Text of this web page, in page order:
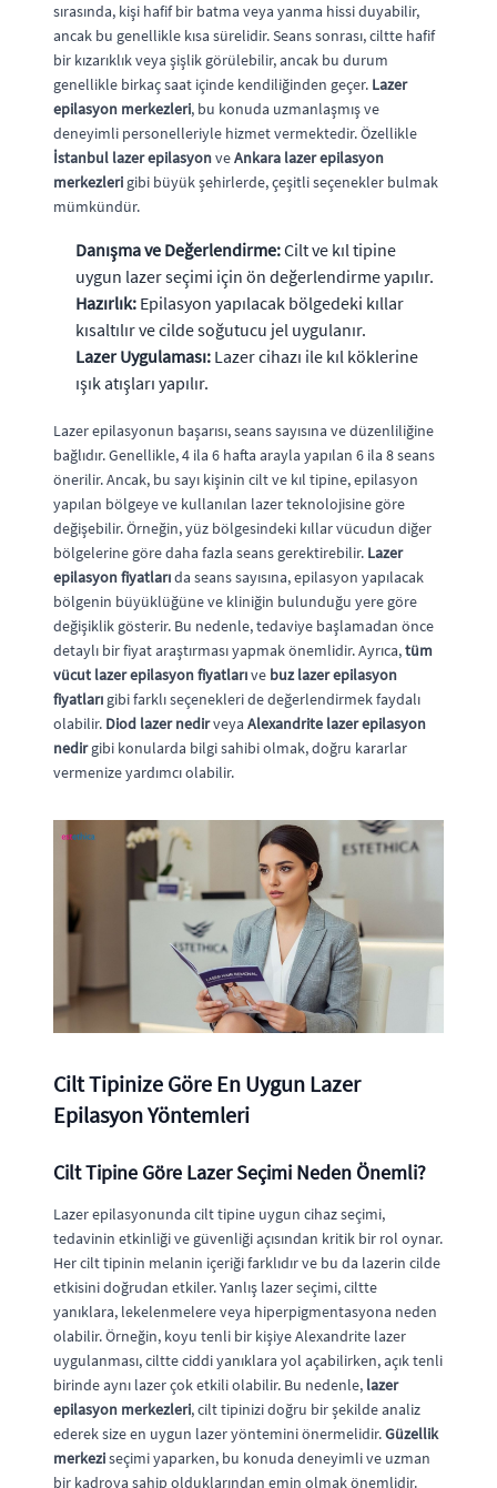
sırasında, kişi hafif bir batma veya yanma hissi duyabilir,
ancak bu genellikle kısa sürelidir. Seans sonrası, ciltte hafif
bir kızarıklık veya şişlik görülebilir, ancak bu durum
genellikle birkaç saat içinde kendiliğinden geçer. Lazer
epilasyon merkezleri, bu konuda uzmanlaşmış ve
deneyimli personelleriyle hizmet vermektedir. Özellikle
İstanbul lazer epilasyonveAnkara lazer epilasyon
merkezleri gibi büyük şehirlerde, çeşitli seçenekler bulmak
mümkündür.
Danışma ve Değerlendirme:Cilt ve kıl tipine
uygun lazer seçimi için ön değerlendirme yapılır.
Hazırlık: Epilasyon yapılacak bölgedeki kıllar
kısaltılır ve cilde soğutucu jel uygulanır.
Lazer Uygulaması: Lazer cihazı ile kıl köklerine
ışık atışları yapılır.
Lazer epilasyonun başarısı, seans sayısına ve düzenliliğine
bağlıdır. Genellikle, 4 ila 6 hafta arayla yapılan 6 ila 8 seans
önerilir. Ancak, bu sayı kişinin cilt ve kıl tipine, epilasyon
yapılan bölgeye ve kullanılan lazer teknolojisine göre
değişebilir. Örneğin, yüz bölgesindeki kıllar vücudun diğer
bölgelerine göre daha fazla seans gerektirebilir. Lazer
epilasyon fiyatlarıda seans sayısına, epilasyon yapılacak
bölgenin büyüklüğüne ve kliniğin bulunduğu yere göre
değişiklik gösterir. Bu nedenle, tedaviye başlamadan önce
detaylı bir fiyat araştırması yapmak önemlidir. Ayrıca,tüm
vücut lazer epilasyon fiyatlarıve buz lazer epilasyon
fiyatları gibi farklı seçenekleri de değerlendirmek faydalı
olabilir. Diod lazer nedirveya Alexandrite lazer epilasyon
nedirgibi konularda bilgi sahibi olmak, doğru kararlar
vermenize yardımcı olabilir.
Cilt Tipinize Göre En Uygun Lazer
Epilasyon Yöntemleri
Cilt Tipine Göre Lazer Seçimi Neden Önemli?
Lazer epilasyonunda cilt tipine uygun cihaz seçimi,
tedavinin etkinliği ve güvenliği açısından kritik bir rol oynar.
Her cilt tipinin melanin içeriği farklıdır ve bu da lazerin cilde
etkisini doğrudan etkiler. Yanlış lazer seçimi, ciltte
yanıklara, lekelenmelere veya hiperpigmentasyona neden
olabilir. Örneğin, koyu tenli bir kişiye Alexandrite lazer
uygulanması, ciltte ciddi yanıklara yol açabilirken, açık tenli
birinde aynı lazer çok etkili olabilir. Bu nedenle, lazer
epilasyon merkezleri, cilt tipinizi doğru bir şekilde analiz
ederek size en uygun lazer yöntemini önermelidir.Güzellik
merkeziseçimi yaparken, bu konuda deneyimli ve uzman
bir kadroya sahip olduklarından emin olmak önemlidir.